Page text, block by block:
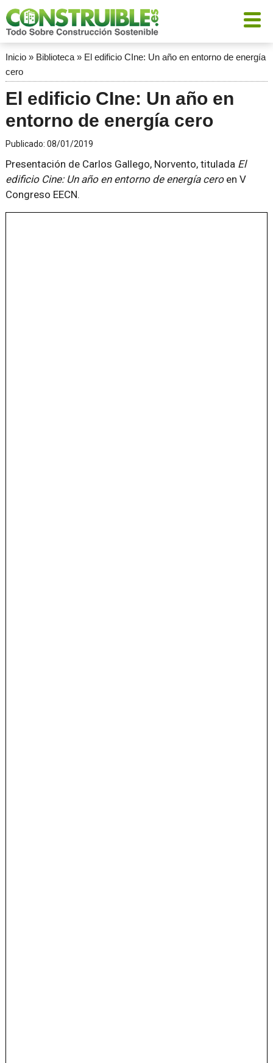
Inicio» Biblioteca» El edificio CIne: Un año en entorno de energía
cero
El edificio CIne: Un año en
entorno de energía cero
Publicado: 08/01/2019
Presentación de Carlos Gallego, Norvento, titulada El
edificio Cine: Un año en entorno de energía ceroen V
Congreso EECN.